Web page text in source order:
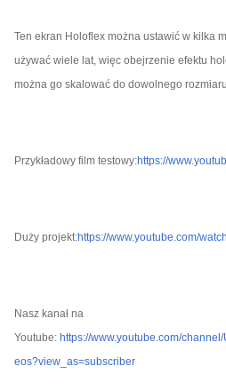
Ten ekran Holoflex można ustawić w kilka
używać wiele lat, więc obejrzenie efektu
można go skalować do dowolnego
Przykładowy film testowy:https://
Duży projekt:https://www.youtube.com/
Nasz kanał na
Youtube: https://www.youtube.com/
eos?view_as=subscriber